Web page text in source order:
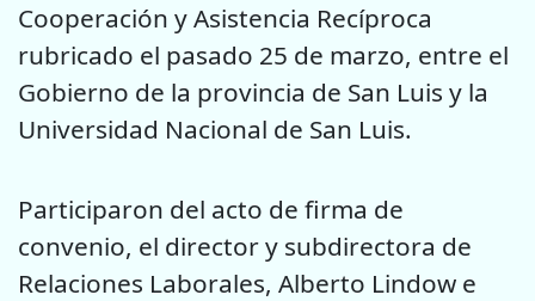
Cooperación y Asistencia Recíproca
rubricado el pasado 25 de marzo, entre el
Gobierno de la provincia de San Luis y la
Universidad Nacional de San Luis.
Participaron del acto de firma de
convenio, el director y subdirectora de
Relaciones Laborales, Alberto Lindow e